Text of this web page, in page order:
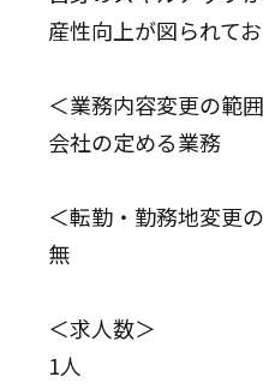
産性向上が図られて
＜業務内容変更の範
会社の定める業務
＜転勤・勤務地変更
無
＜求人数＞
1人